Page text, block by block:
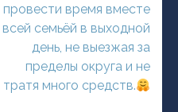
провести время вместе
всей семьёй в выходной
день, не выезжая за
пределы округа и не
тратя много средств.